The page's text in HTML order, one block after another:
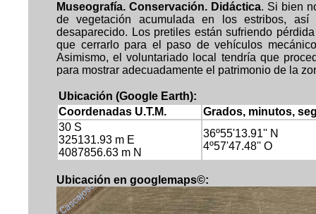
Museografía. Conservación. Didáctica. Si bien
de vegetación acumulada en los estribos,
desaparecido. Los pretiles están sufriendo
que cerrarlo para el paso de vehículos
Asimismo, el voluntariado local tendría que
para mostrar adecuadamente el patrimonio de la
Ubicación (Google Earth):
Coordenadas U.T.M.
Grados, minutos,
30 S
325131.93 m E
4087856.63 m N
36º55'13.91'' N
4º57'47.48'' O
Ubicación en googlemaps©: